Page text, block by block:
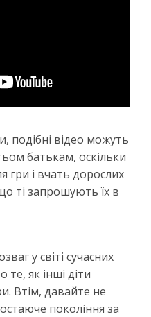
подібні відео можуть
батькам, оскільки
гри і вчать дорослих
ті запрошують їх в
у світі сучасних
те, як інші діти
Втім, давайте не
покоління за